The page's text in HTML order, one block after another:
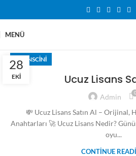
MENÜ
28
EKI
LISANSCINI
Ucuz Lisans
Admin 0
💸 Ucuz Lisans Satın Al – Orijinal,
Anahtarları 🚀 Ucuz Lisans Nedir?
oyu...
CONTINUE